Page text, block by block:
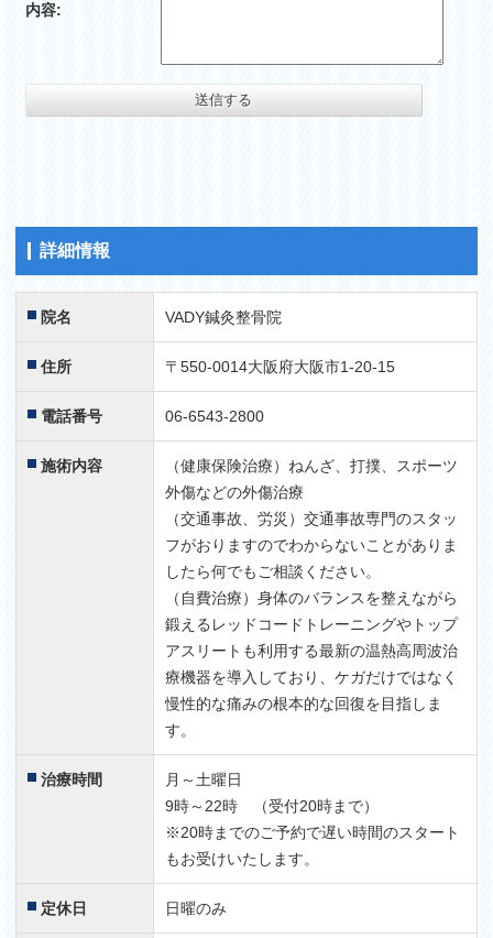
内容:
詳細情報
院名 VADY鍼灸整骨院
住所 〒550-0014大阪府大阪市1-20-15
電話番号 06-6543-2800
施術内容
（健康保険治療）ねんざ、打撲、スポーツ
外傷などの外傷治療
（交通事故、労災）交通事故専門のスタッ
フがおりますのでわからないことがありま
したら何でもご相談ください。
（自費治療）身体のバランスを整えながら
鍛えるレッドコードトレーニングやトップ
アスリートも利用する最新の温熱高周波治
療機器を導入しており、ケガだけではなく
慢性的な痛みの根本的な回復を目指しま
す。
治療時間
月～土曜日
9時～22時 （受付20時まで）
※20時までのご予約で遅い時間のスタート
もお受けいたします。
定休日 日曜のみ